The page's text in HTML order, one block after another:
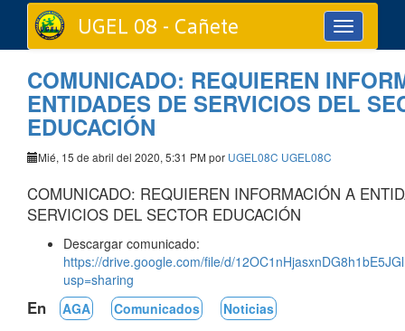
Toggle
navigation
UGEL 08 - Cañete
COMUNICADO: REQUIEREN
ENTIDADES DE SERVICIOS DEL
EDUCACIÓN
Mié, 15 de abril del 2020, 5:31 PM por UGEL08C UGEL08C
COMUNICADO: REQUIEREN INFORMACIÓN A
SERVICIOS DEL SECTOR EDUCACIÓN
Descargar comunicado:
https://drive.google.com/file/d/
usp=sharing
En AGA Comunicados Noticias